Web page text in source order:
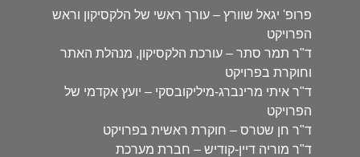
פרופ' יגאל שוורץ – עורך ראשי של הלקסיקון וראש
הפרויקט
ד"ר תמר סתר – עורכת הלקסיקון, מנהלת האתר
וחוקרת בפרויקט
ד"ר איתי מרינברג-מיליקובסקי – יועץ אקדמי של
הפרויקט
ד"ר חן שטרס – חוקרת ראשית בפרויקט
ד"ר מוריה דיין-קודיש – חברת מערכת